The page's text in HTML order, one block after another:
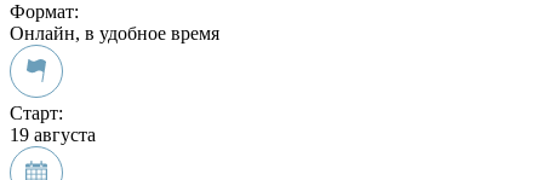
Формат:
Онлайн, в удобное время
Старт:
19 августа